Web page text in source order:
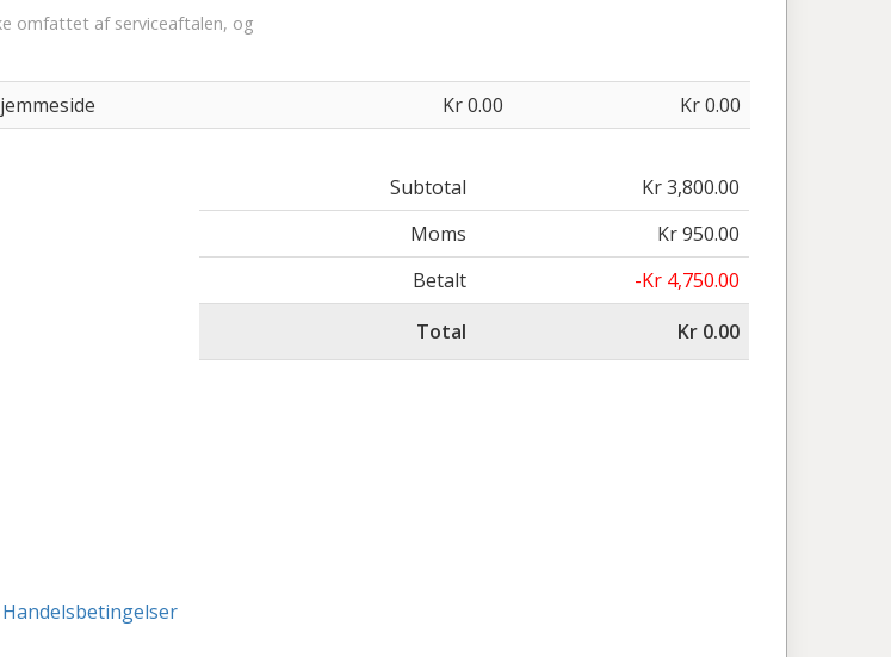
omfattet af serviceaftalen, og
Kr 0.00 Kr 0.00
Subtotal
Kr 3,800.00
Moms
Kr 950.00
Betalt
-Kr 4,750.00
Total
Kr 0.00
Handelsbetingelser